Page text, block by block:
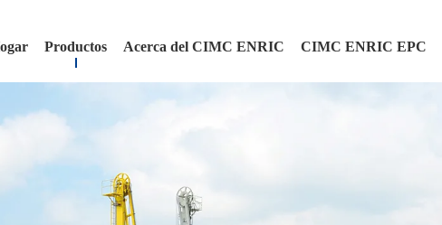
Productos Acerca del CIMC ENRIC CIMC ENRIC EPC